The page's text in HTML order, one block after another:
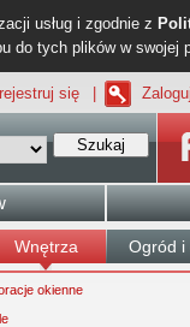
usług i zgodnie z
do tych plików w swojej
się
Szukaj
Wnętrza Ogród i
okienne